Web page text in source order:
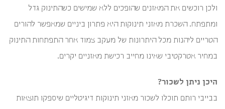
ולכן רוכשים את המאזנים שהופכים ללא שמישים כשהתינוק גדל
ומתפתח. השכרת מאזני תינוקות היא פתרון ביניים שמאפשר להורים
הטריים ליהנות מכל היתרונות של מעקב צמוד אחר התפתחות התינוק
במחיר אטרקטיבי שאינו מחייב רכישת מאזניים יקרים.
היכן ניתן לשכור?
בבייבי רותם תוכלו לשכור מאזני תינוקות דיגיטליים שיספקו תוצאות